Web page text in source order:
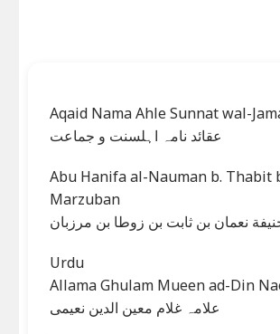
Aqaid Nama Ahle Sunnat wal-
عقائد نامہ اہلسنت و جماعت
Abu Hanifa al-Nauman b. Thabit
Marzuban
نعمان بن ثابت بن زوطا بن مرزبان
Urdu
Allama Ghulam Mueen ad-Din
علامہ غلام معین الدین نعیمی